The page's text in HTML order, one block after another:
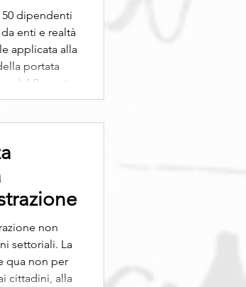
dipendenti
enti e realtà
applicata alla
portata
del Progetto
anni ha
non
settoriali. La
cittadini, alla